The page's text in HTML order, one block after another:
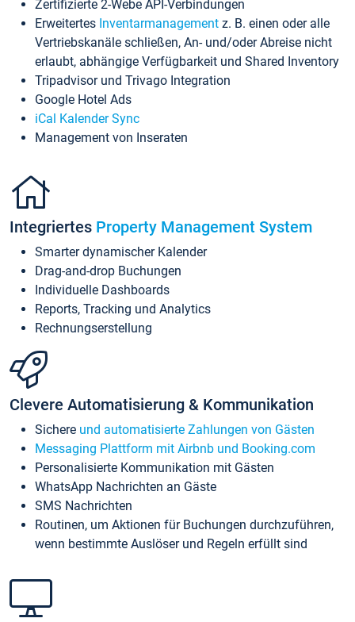
Zertifizierte 2-Webe API-Verbindungen
Erweitertes Inventarmanagement z. B. einen oder alle
Vertriebskanäle schließen, An- und/oder Abreise nicht
erlaubt, abhängige Verfügbarkeit und Shared Inventory
Tripadvisor und Trivago Integration
Google Hotel Ads
iCal Kalender Sync
Management von Inseraten
Integriertes Property Management System
Smarter dynamischer Kalender
Drag-and-drop Buchungen
Individuelle Dashboards
Reports, Tracking und Analytics
Rechnungserstellung
Clevere Automatisierung & Kommunikation
Sichere und automatisierte Zahlungen von Gästen
Messaging Plattform mit Airbnb und Booking.com
Personalisierte Kommunikation mit Gästen
WhatsApp Nachrichten an Gäste
SMS Nachrichten
Routinen, um Aktionen für Buchungen durchzuführen,
wenn bestimmte Auslöser und Regeln erfüllt sind